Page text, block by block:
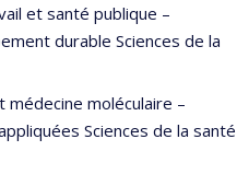
et santé publique –
durable Sciences de la
médecine moléculaire –
Sciences de la santé